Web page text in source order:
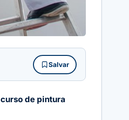
Salvar
curso de pintura